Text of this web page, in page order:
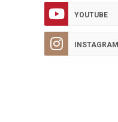
YOUTUBE
INSTAGRAM